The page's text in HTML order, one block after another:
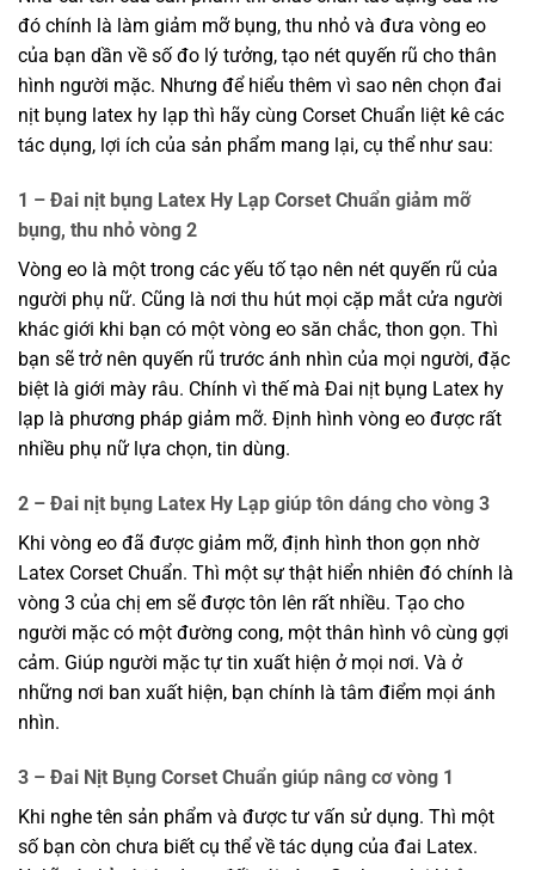
đó chính là làm giảm mỡ bụng, thu nhỏ và đưa vòng eo
của bạn dần về số đo lý tưởng, tạo nét quyến rũ cho thân
hình người mặc. Nhưng để hiểu thêm vì sao nên chọn đai
nịt bụng latex hy lạp thì hãy cùng Corset Chuẩn liệt kê các
tác dụng, lợi ích của sản phẩm mang lại, cụ thể như sau:
1 – Đai nịt bụng Latex Hy Lạp Corset Chuẩn giảm mỡ
bụng, thu nhỏ vòng 2
Vòng eo là một trong các yếu tố tạo nên nét quyến rũ của
người phụ nữ. Cũng là nơi thu hút mọi cặp mắt cửa người
khác giới khi bạn có một vòng eo săn chắc, thon gọn. Thì
bạn sẽ trở nên quyến rũ trước ánh nhìn của mọi người, đặc
biệt là giới mày râu. Chính vì thế mà Đai nịt bụng Latex hy
lạp là phương pháp giảm mỡ. Định hình vòng eo được rất
nhiều phụ nữ lựa chọn, tin dùng.
2 – Đai nịt bụng Latex Hy Lạp giúp tôn dáng cho vòng 3
Khi vòng eo đã được giảm mỡ, định hình thon gọn nhờ
Latex Corset Chuẩn. Thì một sự thật hiển nhiên đó chính là
vòng 3 của chị em sẽ được tôn lên rất nhiều. Tạo cho
người mặc có một đường cong, một thân hình vô cùng gợi
cảm. Giúp người mặc tự tin xuất hiện ở mọi nơi. Và ở
những nơi ban xuất hiện, bạn chính là tâm điểm mọi ánh
nhìn.
3 – Đai Nịt Bụng Corset Chuẩn giúp nâng cơ vòng 1
Khi nghe tên sản phẩm và được tư vấn sử dụng. Thì một
số bạn còn chưa biết cụ thể về tác dụng của đai Latex.